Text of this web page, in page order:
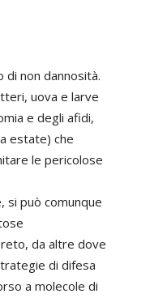
di non dannosità.
uova e larve
e degli afidi,
estate) che
le pericolose
si può comunque
da altre dove
di difesa
a molecole di